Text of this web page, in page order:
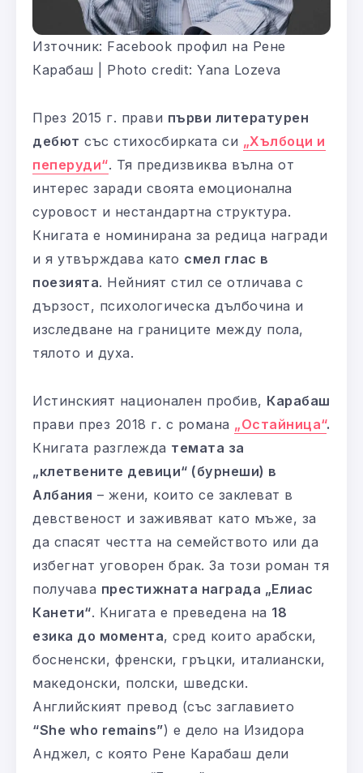
Източник: Facebook профил на Рене
Карабаш | Photo credit: Yana Lozeva
През 2015 г. прави първи литературен
дебют със стихосбирката си „Хълбоци и
пеперуди“. Тя предизвиква вълна от
интерес заради своята емоционална
суровост и нестандартна структура.
Книгата е номинирана за редица награди
и я утвърждава като смел глас в
поезията. Нейният стил се отличава с
дързост, психологическа дълбочина и
изследване на границите между пола,
тялото и духа.
Истинският национален пробив, Карабаш
прави през 2018 г. с романа „Остайница“.
Книгата разглежда темата за
„клетвените девици“ (бурнеши) в
Албания – жени, които се заклеват в
девственост и заживяват като мъже, за
да спасят честта на семейството или да
избегнат уговорен брак. За този роман тя
получава престижната награда „Елиас
Канети“. Книгата е преведена на 18
езика до момента, сред които арабски,
босненски, френски, гръцки, италиански,
македонски, полски, шведски.
Английският превод (със заглавието
“She who remains”) е дело на Изидора
Анджел, с която Рене Карабаш дели